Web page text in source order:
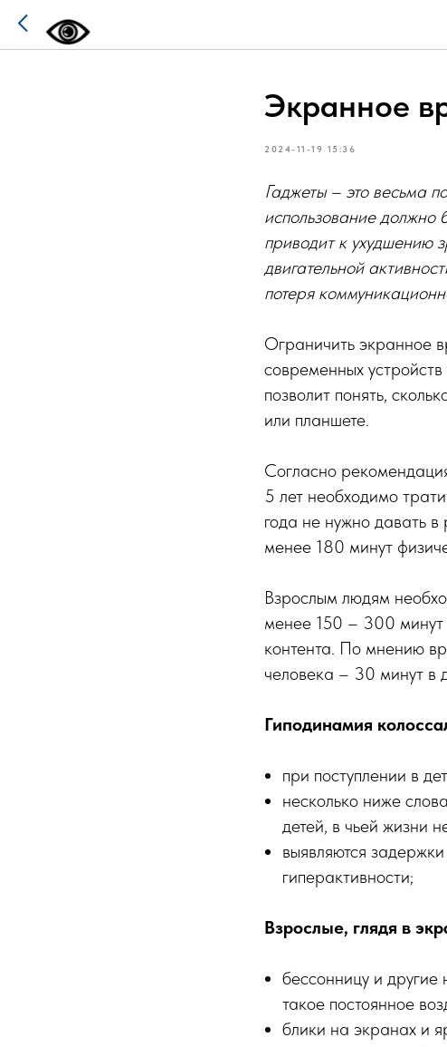
Экранное
2024-11-19 15:36
Гаджеты – это весьма
использование должно
приводит к ухудшению
двигательной
потеря
Ограничить экранное
современных
позволит понять,
или планшете.
Согласно
5 лет необходимо
года не нужно давать
менее 180 минут
Взрослым людям
менее 150 – 300 минут
контента. По мнению
человека – 30 минут в
Гиподинамия
при поступлении в
несколько ниже
детей, в чьей жизни
выявляются
гиперактивности;
Взрослые, глядя в
бессонницу и другие
такое постоянное
блики на экранах и